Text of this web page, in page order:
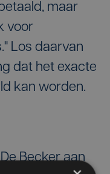
maar
voor
Los daarvan
dat het exacte
kan worden.
Becker aan